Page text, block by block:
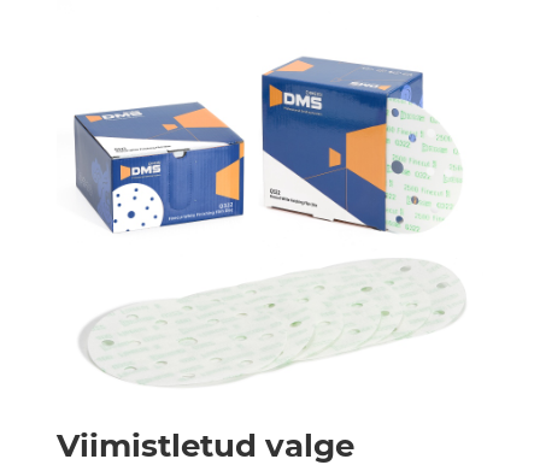
Viimistletud valge